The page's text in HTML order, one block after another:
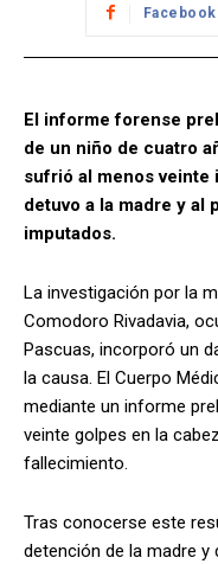
Facebook
El informe forense
de un niño de cuatro
sufrió al menos veinte
detuvo a la madre y al
imputados.
La investigación por la
Comodoro Rivadavia,
Pascuas, incorporó un
la causa. El Cuerpo
mediante un informe
veinte golpes en la
fallecimiento.
Tras conocerse este
detención de la madre y